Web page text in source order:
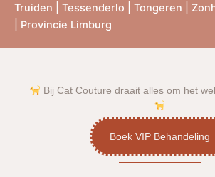
Truiden
Tessenderlo Tongeren
Provincie Limburg
Bij Cat Couture draait alles om het
Boek VIP Behandeling